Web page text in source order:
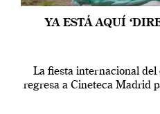
YA ESTÁ AQUÍ
La fiesta internacional
regresa a Cineteca Madrid